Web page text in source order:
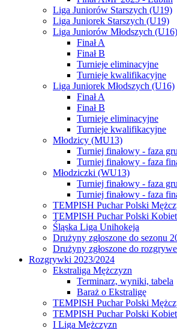
Liga Juniorów Starszych (U19)
Liga Juniorek Starszych (U19)
Liga Juniorów Młodszych (U16)
Finał A
Finał B
Turnieje eliminacyjne
Turnieje kwalifikacyjne
Liga Juniorek Młodszych (U16)
Finał A
Finał B
Turnieje eliminacyjne
Turnieje kwalifikacyjne
Młodzicy (MU13)
Turniej finałowy - faza
Turniej finałowy - faza
Młodziczki (WU13)
Turniej finałowy - faza
Turniej finałowy - faza
TEMPISH Puchar Polski
TEMPISH Puchar Polski
Śląska Liga Unihokeja
Drużyny zgłoszone do sezonu
Drużyny zgłoszone do
Rozgrywki 2023/2024
Ekstraliga Mężczyzn
Terminarz, wyniki, tabela
Baraż o Ekstraligę
TEMPISH Puchar Polski
TEMPISH Puchar Polski
I Liga Mężczyzn